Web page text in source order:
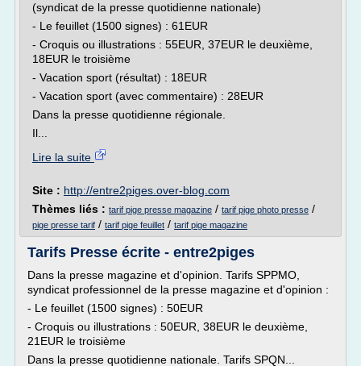
(syndicat de la presse quotidienne nationale)
- Le feuillet (1500 signes) : 61EUR
- Croquis ou illustrations : 55EUR, 37EUR le deuxième,
18EUR le troisième
- Vacation sport (résultat) : 18EUR
- Vacation sport (avec commentaire) : 28EUR
Dans la presse quotidienne régionale.
Il...
Lire la suite
Site : http://entre2piges.over-blog.com
Thèmes liés : tarif pige presse magazine / tarif pige photo presse /
pige presse tarif / tarif pige feuillet / tarif pige magazine
Tarifs Presse écrite - entre2piges
Dans la presse magazine et d'opinion. Tarifs SPPMO,
syndicat professionnel de la presse magazine et d'opinion :
- Le feuillet (1500 signes) : 50EUR
- Croquis ou illustrations : 50EUR, 38EUR le deuxième,
21EUR le troisième
Dans la presse quotidienne nationale. Tarifs SPQN...